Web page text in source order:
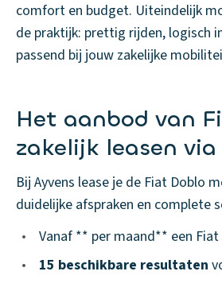
comfort en budget. Uiteindelijk
de praktijk: prettig rijden, logisch
passend bij jouw zakelijke
Het aanbod van
zakelijk leasen via
Bij Ayvens lease je de Fiat Doblo
duidelijke afspraken en complete
•
Vanaf ** per maand** een Fiat
•
15 beschikbare resultaten